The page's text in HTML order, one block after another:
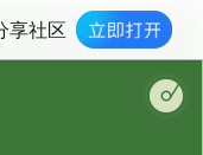
享社区